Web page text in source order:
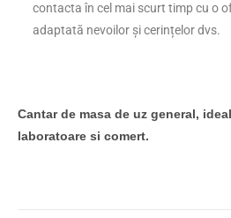
contacta în cel mai scurt timp cu o
adaptată nevoilor și cerințelor dvs.
Cantar de masa de uz general,
laboratoare si comert.